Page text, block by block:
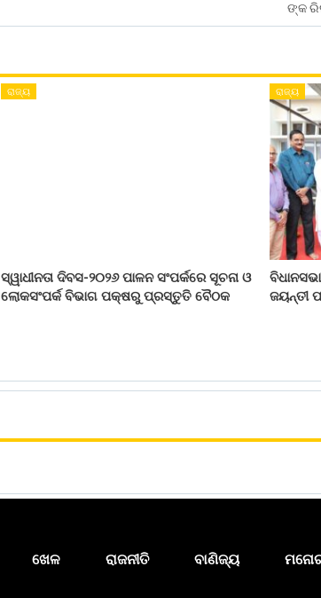
ଙ୍କ
ରାଜ୍ୟ
ସ୍ୱାଧୀନତା ଦିବସ-୨୦୨୬ ପାଳନ ସଂପର୍କରେ ସୂଚନା ଓ
ଲୋକସଂପର୍କ ବିଭାଗ ପକ୍ଷରୁ ପ୍ରସ୍ତୁତି ବୈଠକ
ରାଜ୍ୟ
ଜୟନ୍ତୀ
ଖେଳ ରାଜନୀତି ବାଣିଜ୍ୟ